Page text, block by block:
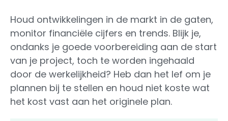
Houd ontwikkelingen in de markt in de gaten,
monitor financiële cijfers en trends. Blijk je,
ondanks je goede voorbereiding aan de start
van je project, toch te worden ingehaald
door de werkelijkheid? Heb dan het lef om je
plannen bij te stellen en houd niet koste wat
het kost vast aan het originele plan.